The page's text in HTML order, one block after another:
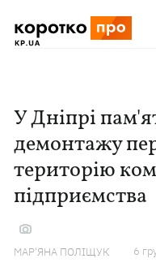
У Дніпрі
демонтажу
територію
підприємства
МАР'ЯНА ПОЛІЩУК 6